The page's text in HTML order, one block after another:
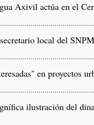
Axivil actúa en el
local del
en proyectos
ilustración del